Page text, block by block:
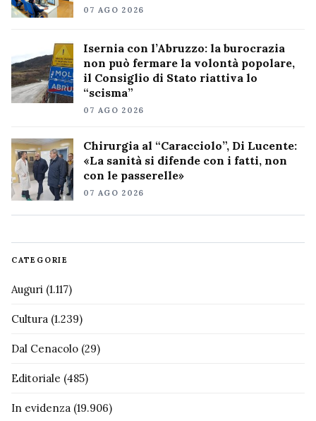
07 AGO 2026
Isernia con l’Abruzzo: la burocrazia
non può fermare la volontà popolare,
il Consiglio di Stato riattiva lo
“scisma”
07 AGO 2026
Chirurgia al “Caracciolo”, Di Lucente:
«La sanità si difende con i fatti, non
con le passerelle»
07 AGO 2026
CATEGORIE
Auguri (1.117)
Cultura (1.239)
Dal Cenacolo (29)
Editoriale (485)
In evidenza (19.906)